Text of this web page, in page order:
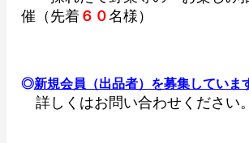
催（先着６０名様）
◎新規会員（出品者）を募集していま
詳しくはお問い合わせください。